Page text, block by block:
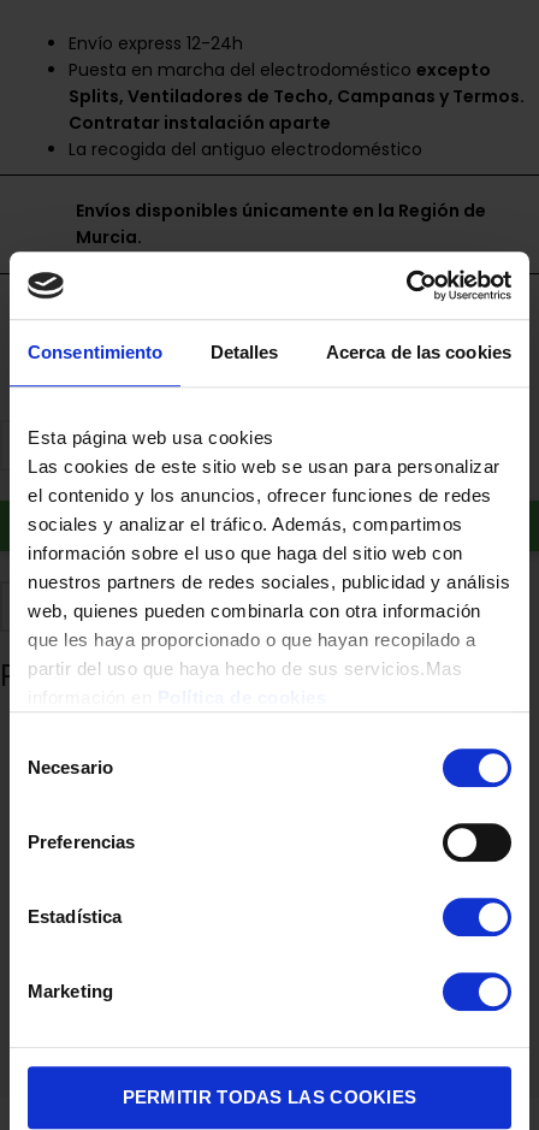
Consentimiento Detalles Acerca de las cookies
Esta página web usa cookies
Las cookies de este sitio web se usan para personalizar
el contenido y los anuncios, ofrecer funciones de redes
sociales y analizar el tráfico. Además, compartimos
información sobre el uso que haga del sitio web con
nuestros partners de redes sociales, publicidad y análisis
web, quienes pueden combinarla con otra información
que les haya proporcionado o que hayan recopilado a
partir del uso que haya hecho de sus servicios.Mas
Necesario
Preferencias
Estadística
Marketing
PERMITIR TODAS LAS COOKIES
Envío express 12-24h
Puesta en marcha del electrodomésticoexcepto
Splits, Ventiladores de Techo, Campanas y Termos.
Contratar instalación aparte
La recogida del antiguo electrodoméstico
Envíos disponibles únicamente en la Región de
Murcia.
+ info
Añadir al carrito
Añadir a favoritos Comparte
Productos relacionados
HUMIDIFICADOR CECOTEC 05647 550 MARRON/BLANCO